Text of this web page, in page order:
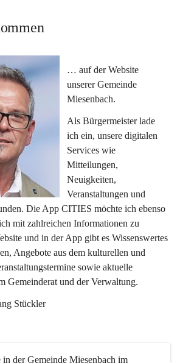
… auf der Website
unserer Gemeinde
Miesenbach.
Als Bürgermeister lade
ich ein, unsere digitalen
Services wie
Mitteilungen,
Neuigkeiten,
Veranstaltungen und
Die App CITIES möchte ich ebenso
mit zahlreichen Informationen zu
und in der App gibt es Wissenswertes
Angebote aus dem kulturellen und
sowie aktuelle
Gemeinderat und der Verwaltung.
Stückler
der Gemeinde Miesenbach im